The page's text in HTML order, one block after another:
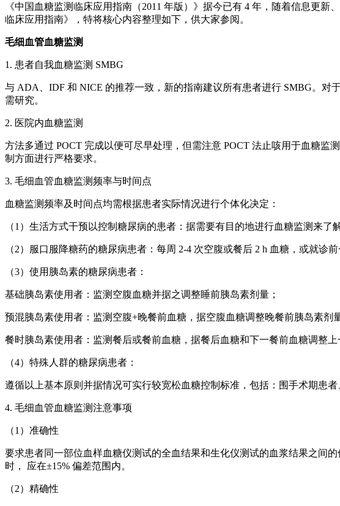
《中国血糖监测临床应用指南（2011 年版）》据今已有 4 年，随着信息更
临床应用指南》，特将核心内容整理如下，供大家参阅。
毛细血管血糖监测
1. 患者自我血糖监测 SMBG
与 ADA、IDF 和 NICE 的推荐一致，新的指南建议所有患者进行 SMBG。
需研究。
2. 医院内血糖监测
方法多通过 POCT 完成以便可尽早处理，但需注意 POCT 法止咳用于血糖
制方面进行严格要求。
3. 毛细血管血糖监测频率与时间点
血糖监测频率及时间点均需根据患者实际情况进行个体化决定：
（1）生活方式干预以控制糖尿病的患者：据需要有目的地进行血糖监测来了
（2）服口服降糖药的糖尿病患者：每周 2-4 次空腹或餐后 2 h 血糖，或就诊
（3）使用胰岛素的糖尿病患者：
基础胰岛素使用者：监测空腹血糖并据之调整睡前胰岛素剂量；
预混胰岛素使用者：监测空腹+晚餐前血糖，据空腹血糖调整晚餐前胰岛素剂
餐时胰岛素使用者：监测餐后或餐前血糖，据餐后血糖和下一餐前血糖调整上
（4）特殊人群的糖尿病患者：
遵循以上基本原则并据情况可实行较宽松血糖控制标准，包括：围手术期患
4. 毛细血管血糖监测注意事项
（1）准确性
要求患者同一部位血样血糖仪测试的全血结果和生化仪测试的血浆结果之间
时， 应在±15% 偏差范围内。
（2）精确性